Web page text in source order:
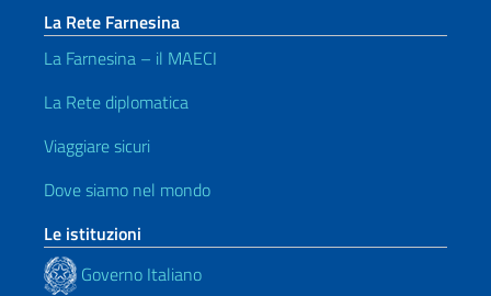
La Rete Farnesina
La Farnesina – il MAECI
La Rete diplomatica
Viaggiare sicuri
Dove siamo nel mondo
Le istituzioni
Governo Italiano